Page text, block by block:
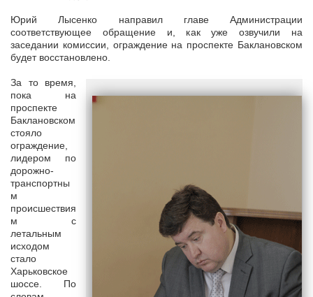
Юрий Лысенко направил главе Администрации
соответствующее обращение и, как уже озвучили на
заседании комиссии, ограждение на проспекте Баклановском
будет восстановлено.
За то время,
пока на
проспекте
Баклановском
стояло
ограждение,
лидером по
дорожно-
транспортны
м
происшествия
м с
летальным
исходом
стало
Харьковское
шоссе. По